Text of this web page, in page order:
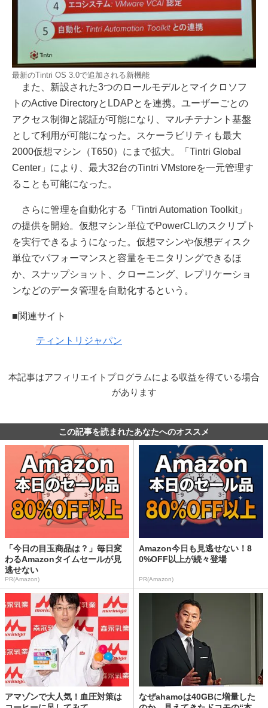
最新のTintri OS 3.0で追加される新機能
また、新設された3つのロールモデルとマイクロソフ
トのActive DirectoryとLDAPとを連携。ユーザーごとの
アクセス制御と認証が可能になり、マルチテナント基盤
として利用が可能になった。スケーラビリティも最大
2000仮想マシン（T650）にまで拡大。「Tintri Global
Center」により、最大32台のTintri VMstoreを一元管理す
ることも可能になった。
さらに管理を自動化する「Tintri Automation Toolkit」
の提供を開始。仮想マシン単位でPowerCLIのスクリプト
を実行できるようになった。仮想マシンや仮想ディスク
単位でパフォーマンスと容量をモニタリングできるほ
か、スナップショット、クローニング、レプリケーショ
ンなどのデータ管理を自動化するという。
■関連サイト
ティントリジャパン
本記事はアフィリエイトプログラムによる収益を得ている場合
があります
この記事を読まれたあなたへのオススメ
「今日の目玉商品は？」毎日変
わるAmazonタイムセールが見
逃せない
PR(Amazon)
Amazon今日も見逃せない！8
0%OFF以上が続々登場
PR(Amazon)
アマゾンで大人気！血圧対策は
なぜahamoは40GBに増量した